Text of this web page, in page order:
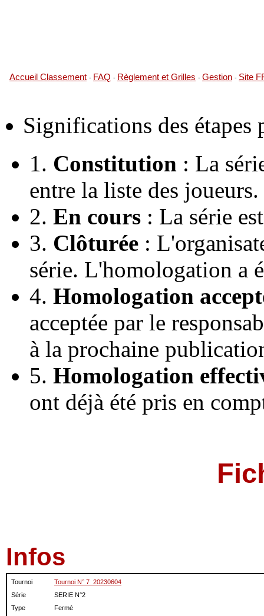
Accueil Classement - FAQ - Règlement et Grilles - Gestion - Site
Significations des
1. Constitution : La
entre la liste des joueurs.
2. En cours : La série
3. Clôturée :
série. L'homologation a
4. Homologation
acceptée par le
à la prochaine
5. Homologation
ont déjà été pris en
Infos
Tournoi
Tournoi N° 7_20230604
Série
SERIE N°2
Type
Fermé